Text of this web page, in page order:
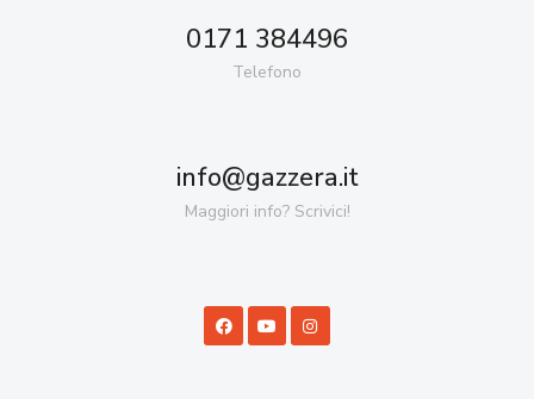
0171 384496
Telefono
info@gazzera.it
Maggiori info? Scrivici!